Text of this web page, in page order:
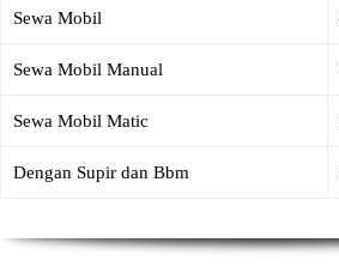
Sewa Mobil
Sewa Mobil Manual
Sewa Mobil Matic
Dengan Supir dan Bbm